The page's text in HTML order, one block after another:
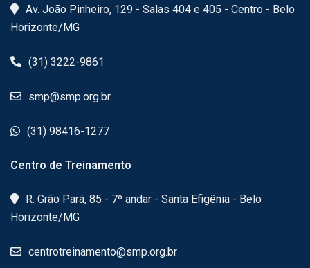
Av. João Pinheiro, 129 - Salas 404 e 405 - Centro - Belo
Horizonte/MG
(31) 3222-9861
smp@smp.org.br
(31) 98416-1277
Centro de Treinamento
R. Grão Pará, 85 - 7º andar - Santa Efigênia - Belo
Horizonte/MG
centrotreinamento@smp.org.br